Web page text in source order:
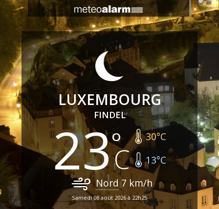
LUXEMBOURG
FINDEL
23 30°C
13°C
Nord7 km/h
Samedi 08 août 2026 à 22h25